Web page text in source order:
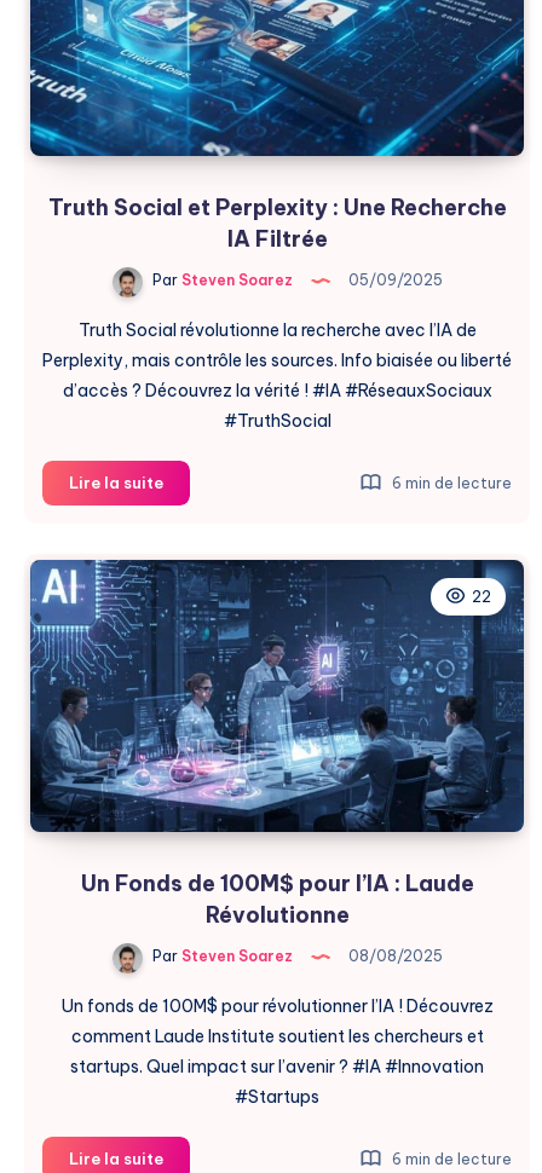
?
Truth Social et Perplexity : Une Recherche
IA Filtrée
ParSteven Soarez 05/09/2025
Truth Social révolutionne la recherche avec l’IA de
Perplexity, mais contrôle les sources. Info biaisée ou liberté
d’accès ? Découvrez la vérité ! #IA #RéseauxSociaux
#TruthSocial
Lire la suiteTruth
Social
Perplexity
Une
Recherche
Filtrée
6 min de lecture
22
Un Fonds de 100M$ pour l’IA : Laude
Révolutionne
ParSteven Soarez 08/08/2025
Un fonds de 100M$ pour révolutionner l’IA ! Découvrez
comment Laude Institute soutient les chercheurs et
startups. Quel impact sur l’avenir ? #IA #Innovation
#Startups
Lire la suiteUn
6 min de lecture